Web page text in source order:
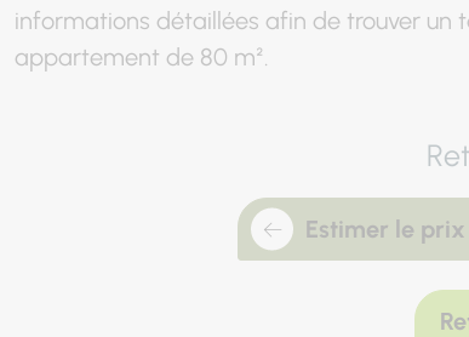
informations détaillées afin de trouver un
appartement de 80 m².
Estimer le